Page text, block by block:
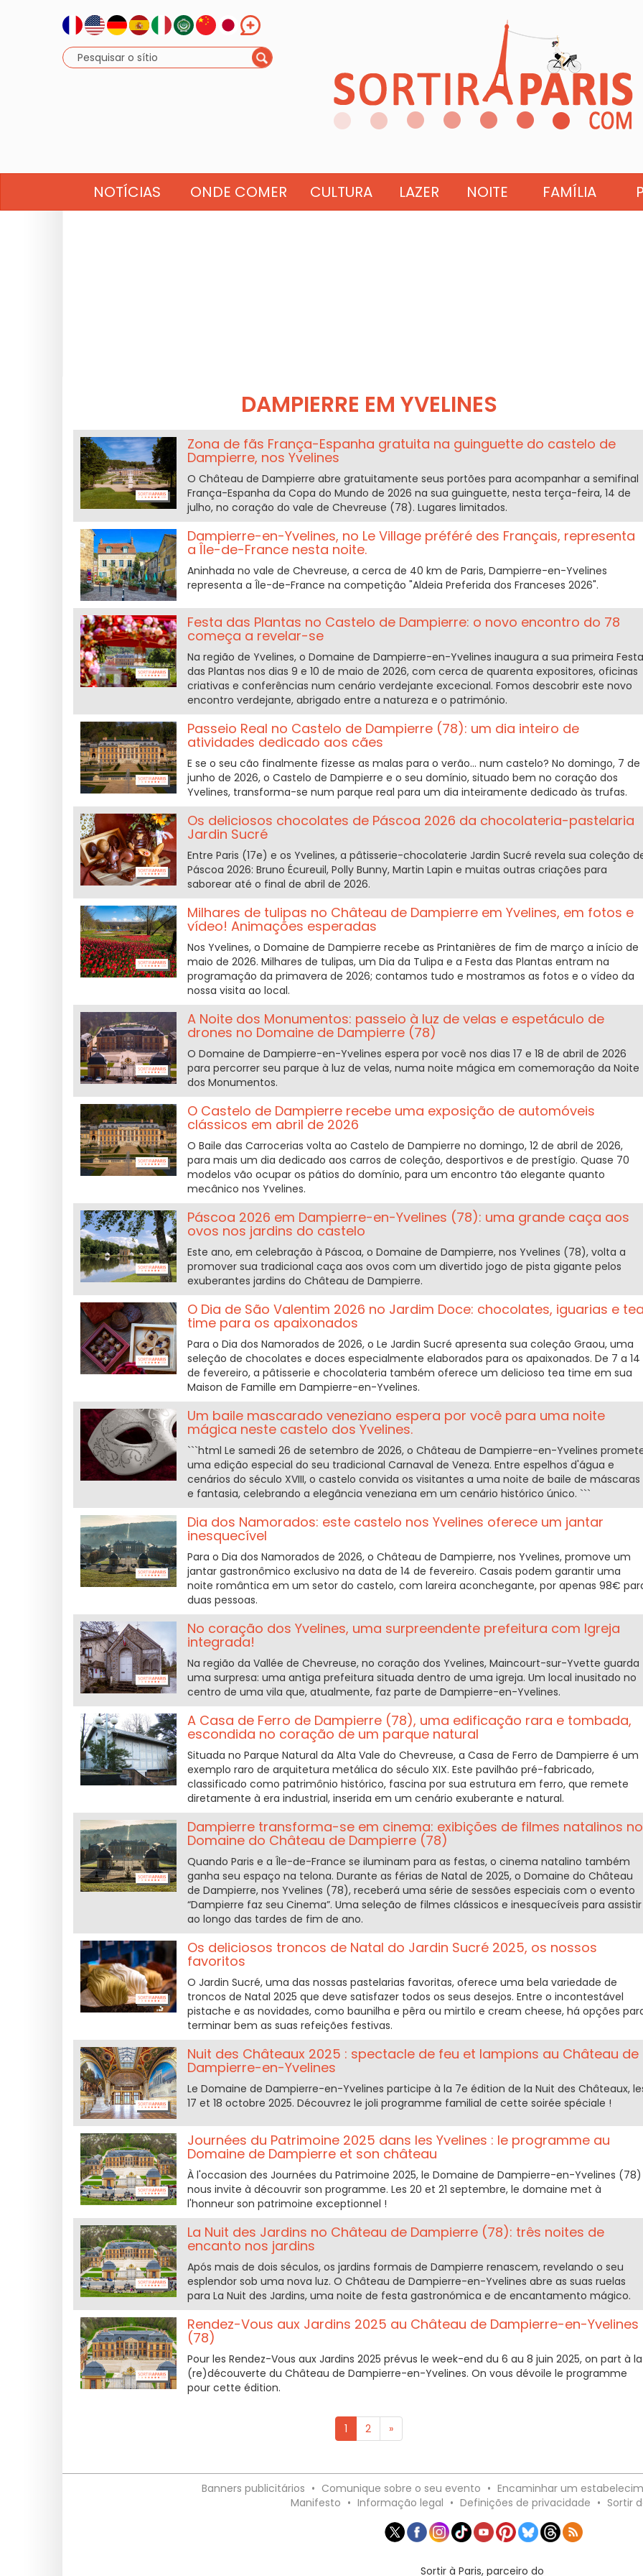
NOTÍCIAS ONDE COMER CULTURA LAZER NOITE FAMÍLIA
DAMPIERRE EM YVELINES
Zona de fãs França-Espanha gratuita na guinguette do castelo de
Dampierre, nos Yvelines
O Château de Dampierre abre gratuitamente seus portões para acompanhar a semifinal
França-Espanha da Copa do Mundo de 2026 na sua guinguette, nesta terça-feira, 14 de
julho, no coração do vale de Chevreuse (78). Lugares limitados.
Dampierre-en-Yvelines, no Le Village préféré des Français, representa
a Île-de-France nesta noite.
Aninhada no vale de Chevreuse, a cerca de 40 km de Paris, Dampierre-en-Yvelines
representa a Île-de-France na competição "Aldeia Preferida dos Franceses 2026".
Festa das Plantas no Castelo de Dampierre: o novo encontro do 78
começa a revelar-se
Na região de Yvelines, o Domaine de Dampierre-en-Yvelines inaugura a sua primeira Festa
das Plantas nos dias 9 e 10 de maio de 2026, com cerca de quarenta expositores, oficinas
criativas e conferências num cenário verdejante excecional. Fomos descobrir este novo
encontro verdejante, abrigado entre a natureza e o património.
Passeio Real no Castelo de Dampierre (78): um dia inteiro de
atividades dedicado aos cães
E se o seu cão finalmente fizesse as malas para o verão… num castelo? No domingo, 7 de
junho de 2026, o Castelo de Dampierre e o seu domínio, situado bem no coração dos
Yvelines, transforma-se num parque real para um dia inteiramente dedicado às trufas.
Os deliciosos chocolates de Páscoa 2026 da chocolateria-pastelaria
Jardin Sucré
Entre Paris (17e) e os Yvelines, a pâtisserie-chocolaterie Jardin Sucré revela sua coleção
Páscoa 2026: Bruno Écureuil, Polly Bunny, Martin Lapin e muitas outras criações para
saborear até o final de abril de 2026.
Milhares de tulipas no Château de Dampierre em Yvelines, em fotos e
vídeo! Animações esperadas
Nos Yvelines, o Domaine de Dampierre recebe as Printanières de fim de março a início de
maio de 2026. Milhares de tulipas, um Dia da Tulipa e a Festa das Plantas entram na
programação da primavera de 2026; contamos tudo e mostramos as fotos e o vídeo da
nossa visita ao local.
A Noite dos Monumentos: passeio à luz de velas e espetáculo de
drones no Domaine de Dampierre (78)
O Domaine de Dampierre-en-Yvelines espera por você nos dias 17 e 18 de abril de 2026
para percorrer seu parque à luz de velas, numa noite mágica em comemoração da Noite
dos Monumentos.
O Castelo de Dampierre recebe uma exposição de automóveis
clássicos em abril de 2026
O Baile das Carrocerias volta ao Castelo de Dampierre no domingo, 12 de abril de 2026,
para mais um dia dedicado aos carros de coleção, desportivos e de prestígio. Quase 70
modelos vão ocupar os pátios do domínio, para um encontro tão elegante quanto
mecânico nos Yvelines.
Páscoa 2026 em Dampierre-en-Yvelines (78): uma grande caça aos
ovos nos jardins do castelo
Este ano, em celebração à Páscoa, o Domaine de Dampierre, nos Yvelines (78), volta a
promover sua tradicional caça aos ovos com um divertido jogo de pista gigante pelos
exuberantes jardins do Château de Dampierre.
O Dia de São Valentim 2026 no Jardim Doce: chocolates, iguarias e
time para os apaixonados
Para o Dia dos Namorados de 2026, o Le Jardin Sucré apresenta sua coleção Graou, uma
seleção de chocolates e doces especialmente elaborados para os apaixonados. De 7 a 14
de fevereiro, a pâtisserie e chocolateria também oferece um delicioso tea time em sua
Maison de Famille em Dampierre-en-Yvelines.
Um baile mascarado veneziano espera por você para uma noite
mágica neste castelo dos Yvelines.
```html Le samedi 26 de setembro de 2026, o Château de Dampierre-en-Yvelines
uma edição especial do seu tradicional Carnaval de Veneza. Entre espelhos d'água e
cenários do século XVIII, o castelo convida os visitantes a uma noite de baile de máscaras
e fantasia, celebrando a elegância veneziana em um cenário histórico único. ```
Dia dos Namorados: este castelo nos Yvelines oferece um jantar
inesquecível
Para o Dia dos Namorados de 2026, o Château de Dampierre, nos Yvelines, promove um
jantar gastronômico exclusivo na data de 14 de fevereiro. Casais podem garantir uma
noite romântica em um setor do castelo, com lareira aconchegante, por apenas 98€
duas pessoas.
No coração dos Yvelines, uma surpreendente prefeitura com Igreja
integrada!
Na região da Vallée de Chevreuse, no coração dos Yvelines, Maincourt-sur-Yvette guarda
uma surpresa: uma antiga prefeitura situada dentro de uma igreja. Um local inusitado no
centro de uma vila que, atualmente, faz parte de Dampierre-en-Yvelines.
A Casa de Ferro de Dampierre (78), uma edificação rara e tombada,
escondida no coração de um parque natural
Situada no Parque Natural da Alta Vale do Chevreuse, a Casa de Ferro de Dampierre é um
exemplo raro de arquitetura metálica do século XIX. Este pavilhão pré-fabricado,
classificado como patrimônio histórico, fascina por sua estrutura em ferro, que remete
diretamente à era industrial, inserida em um cenário exuberante e natural.
Dampierre transforma-se em cinema: exibições de filmes natalinos no
Domaine do Château de Dampierre (78)
Quando Paris e a Île-de-France se iluminam para as festas, o cinema natalino também
ganha seu espaço na telona. Durante as férias de Natal de 2025, o Domaine do Château
de Dampierre, nos Yvelines (78), receberá uma série de sessões especiais com o evento
“Dampierre faz seu Cinema”. Uma seleção de filmes clássicos e inesquecíveis para assistir
ao longo das tardes de fim de ano.
Os deliciosos troncos de Natal do Jardin Sucré 2025, os nossos
favoritos
O Jardin Sucré, uma das nossas pastelarias favoritas, oferece uma bela variedade de
troncos de Natal 2025 que deve satisfazer todos os seus desejos. Entre o incontestável
pistache e as novidades, como baunilha e pêra ou mirtilo e cream cheese, há opções
terminar bem as suas refeições festivas.
Nuit des Châteaux 2025 : spectacle de feu et lampions au Château de
Dampierre-en-Yvelines
Le Domaine de Dampierre-en-Yvelines participe à la 7e édition de la Nuit des Châteaux,
17 et 18 octobre 2025. Découvrez le joli programme familial de cette soirée spéciale !
Journées du Patrimoine 2025 dans les Yvelines : le programme au
Domaine de Dampierre et son château
À l'occasion des Journées du Patrimoine 2025, le Domaine de Dampierre-en-Yvelines (78)
nous invite à découvrir son programme. Les 20 et 21 septembre, le domaine met à
l'honneur son patrimoine exceptionnel !
La Nuit des Jardins no Château de Dampierre (78): três noites de
encanto nos jardins
Após mais de dois séculos, os jardins formais de Dampierre renascem, revelando o seu
esplendor sob uma nova luz. O Château de Dampierre-en-Yvelines abre as suas ruelas
para La Nuit des Jardins, uma noite de festa gastronómica e de encantamento mágico.
Rendez-Vous aux Jardins 2025 au Château de Dampierre-en-Yvelines
(78)
Pour les Rendez-Vous aux Jardins 2025 prévus le week-end du 6 au 8 juin 2025, on part à la
(re)découverte du Château de Dampierre-en-Yvelines. On vous dévoile le programme
pour cette édition.
1 2 »
Banners publicitários • Comunique sobre o seu evento • Encaminhar um
Manifesto • Informação legal • Definições de privacidade • Sortir
Sortir à Paris, parceiro do